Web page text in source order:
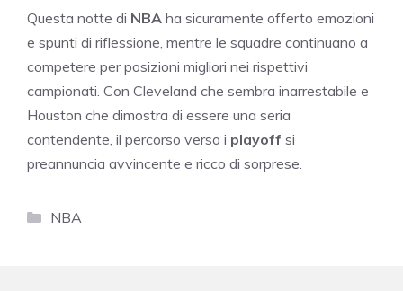
Questa notte di NBA ha sicuramente offerto emozioni
e spunti di riflessione, mentre le squadre continuano a
competere per posizioni migliori nei rispettivi
campionati. Con Cleveland che sembra inarrestabile e
Houston che dimostra di essere una seria
contendente, il percorso verso i playoff si
preannuncia avvincente e ricco di sorprese.
Categorie
NBA